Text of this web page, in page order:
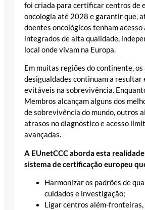
foi criada para certificar centros de
oncologia até 2028 e garantir que,
doentes oncológicos tenham acesso
integrados de alta qualidade,
local onde vivam na Europa.
Em muitas regiões do continente,
desigualdades continuam a resultar
evitáveis na sobrevivência.
Membros alcançam alguns dos
de sobrevivência do mundo, outros
atrasos no diagnóstico e acesso
avançadas.
A EUnetCCC aborda esta
sistema de certificação europeu
Harmonizar os padrões de
cuidados e investigação;
Ligar centros além-fronteiras,